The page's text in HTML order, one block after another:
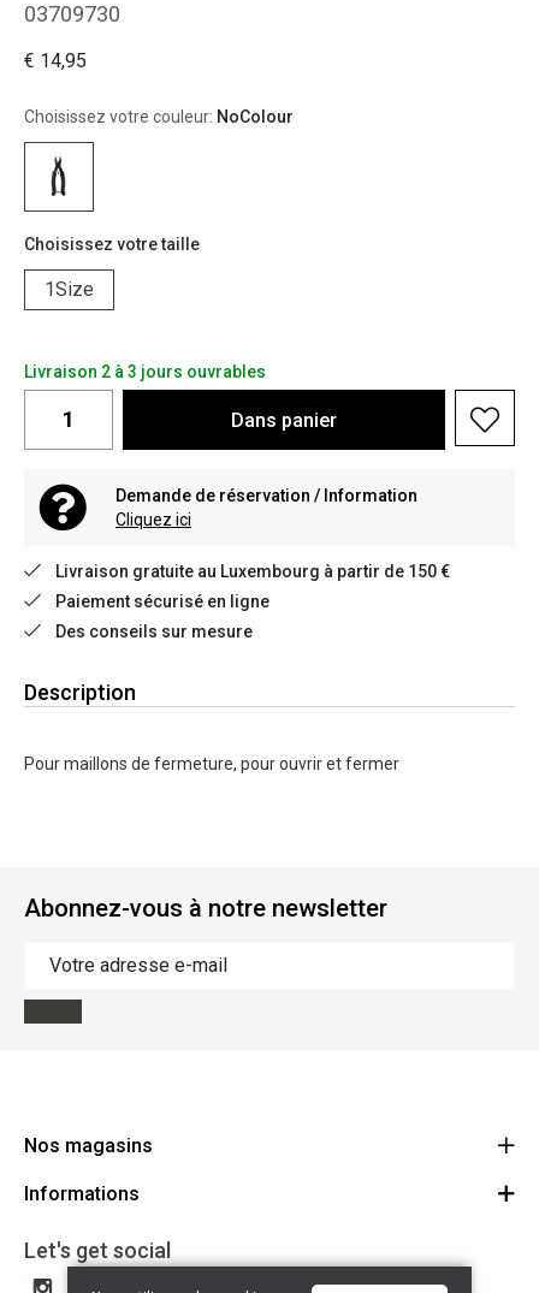
03709730
€ 14,95
Choisissez votre couleur: NoColour
Choisissez votre taille
1Size
Livraison 2 à 3 jours ouvrables
Dans panier
Demande de réservation / Information
Cliquez ici
Livraison gratuite au Luxembourg à partir de 150 €
Paiement sécurisé en ligne
Des conseils sur mesure
Description
Pour maillons de fermeture, pour ouvrir et fermer
Abonnez-vous à notre newsletter
Nos magasins
Cycles Arnold Kontz Gare / Bonnevoie
+352 40 96 74 214 / +352 40 96 74 215
Informations
Conditions générales
Avertissement
Let's get social